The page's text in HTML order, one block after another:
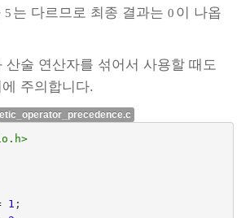
5 는 다르므로 최종 결과는 0 이 나옵
산술 연산자를 섞어서 사용할 때도
주의합니다.
1 ;